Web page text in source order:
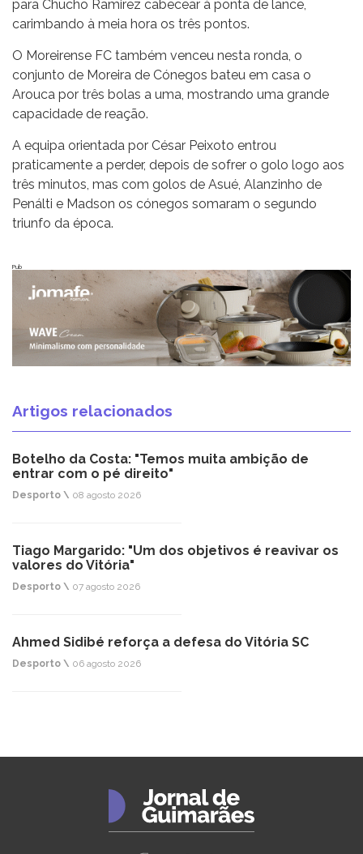
para Chucho Ramirez cabecear à ponta de lance,
carimbando à meia hora os três pontos.
O Moreirense FC também venceu nesta ronda, o
conjunto de Moreira de Cónegos bateu em casa o
Arouca por três bolas a uma, mostrando uma grande
capacidade de reação.
A equipa orientada por César Peixoto entrou
praticamente a perder, depois de sofrer o golo logo aos
três minutos, mas com golos de Asué, Alanzinho de
Penálti e Madson os cónegos somaram o segundo
triunfo da época.
Pub
Artigos relacionados
Botelho da Costa: "Temos muita ambição de
entrar com o pé direito"
Desporto \ 08 agosto 2026
Tiago Margarido: "Um dos objetivos é reavivar os
valores do Vitória"
Desporto \ 07 agosto 2026
Ahmed Sidibé reforça a defesa do Vitória SC
Desporto \ 06 agosto 2026